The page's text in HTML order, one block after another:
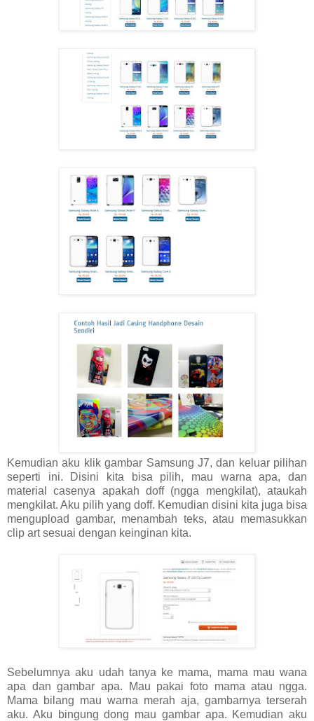
Kemudian aku klik gambar Samsung J7, dan keluar pilihan
seperti ini. Disini kita bisa pilih, mau warna apa, dan
material casenya apakah doff (ngga mengkilat), ataukah
mengkilat. Aku pilih yang doff. Kemudian disini kita juga bisa
mengupload gambar, menambah teks, atau memasukkan
clip art sesuai dengan keinginan kita.
Sebelumnya aku udah tanya ke mama, mama mau wana
apa dan gambar apa. Mau pakai foto mama atau ngga.
Mama bilang mau warna merah aja, gambarnya terserah
aku. Aku bingung dong mau gambar apa. Kemudian aku